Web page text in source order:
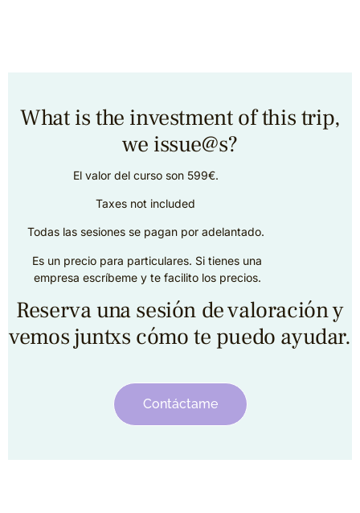
What is the investment of this trip,
we issue@s?
El valor del curso son 599€.
Taxes not included
Todas las sesiones se pagan por adelantado.
Es un precio para particulares. Si tienes una
empresa escríbeme y te facilito los precios.
Reserva una sesión de valoración y
vemos juntxs cómo te puedo ayudar.
Contáctame